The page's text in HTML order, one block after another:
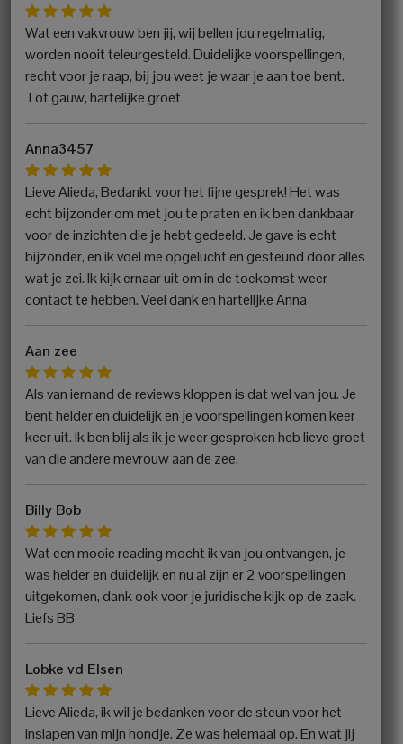
Wat een vakvrouw ben jij, wij bellen jou regelmatig,
worden nooit teleurgesteld. Duidelijke voorspellingen,
recht voor je raap, bij jou weet je waar je aan toe bent.
Tot gauw, hartelijke groet
Anna3457
Lieve Alieda, Bedankt voor het fijne gesprek! Het was
echt bijzonder om met jou te praten en ik ben dankbaar
voor de inzichten die je hebt gedeeld. Je gave is echt
bijzonder, en ik voel me opgelucht en gesteund door alles
wat je zei. Ik kijk ernaar uit om in de toekomst weer
contact te hebben. Veel dank en hartelijke Anna
Aan zee
Als van iemand de reviews kloppen is dat wel van jou. Je
bent helder en duidelijk en je voorspellingen komen keer
keer uit. Ik ben blij als ik je weer gesproken heb lieve groet
van die andere mevrouw aan de zee.
Billy Bob
Wat een mooie reading mocht ik van jou ontvangen, je
was helder en duidelijk en nu al zijn er 2 voorspellingen
uitgekomen, dank ook voor je juridische kijk op de zaak.
Liefs BB
Lobke vd Elsen
Lieve Alieda, ik wil je bedanken voor de steun voor het
inslapen van mijn hondje. Ze was helemaal op. En wat jij